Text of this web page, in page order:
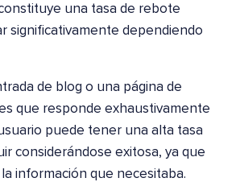
una tasa de rebote
significativamente dependiendo
de blog o una página de
que responde exhaustivamente
puede tener una alta tasa
considerándose exitosa, ya que
información que necesitaba.